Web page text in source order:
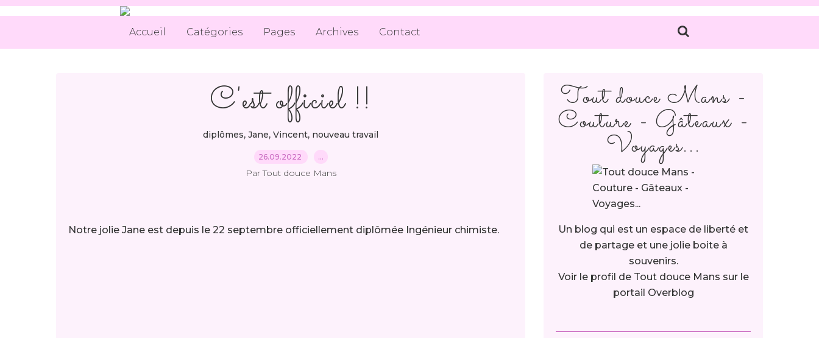
Accueil Catégories Pages Archives Contact
C'est officiel !!
diplômes, Jane, Vincent, nouveau travail
26.09.2022 …
Par Tout douce Mans
Notre jolie Jane est depuis le 22 septembre officiellement diplômée Ingénieur chimiste.
Tout douce Mans -
Couture - Gâteaux -
Voyages...
Un blog qui est un espace de liberté et
de partage et une jolie boite à
souvenirs.
Voir le profil de Tout douce Mans sur le
portail Overblog